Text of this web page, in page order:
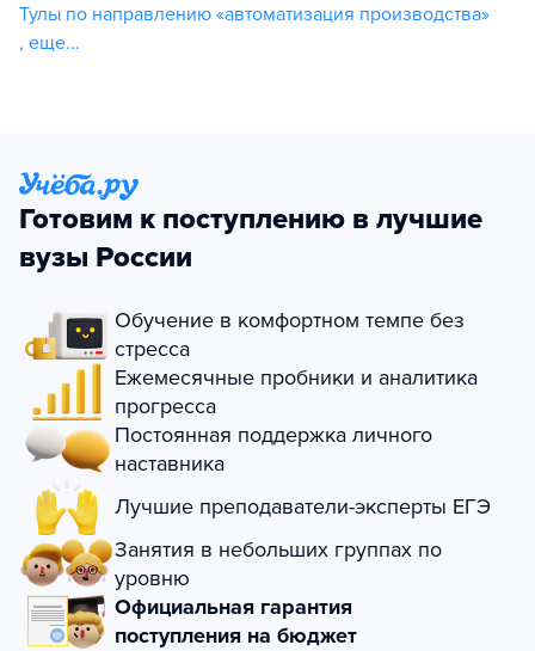
Тулы по направлению «автоматизация производства»
, еще...
Готовим к поступлению в лучшие
вузы России
Обучение в комфортном темпе без
стресса
Ежемесячные пробники и аналитика
прогресса
Постоянная поддержка личного
наставника
Лучшие преподаватели-эксперты ЕГЭ
Занятия в небольших группах по
уровню
Официальная гарантия
поступления на бюджет